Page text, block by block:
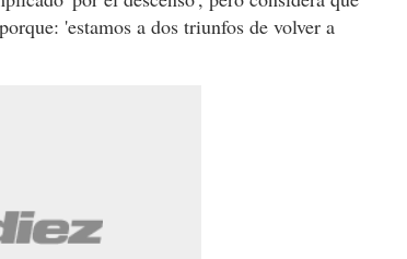
'estamos a dos triunfos de volver a